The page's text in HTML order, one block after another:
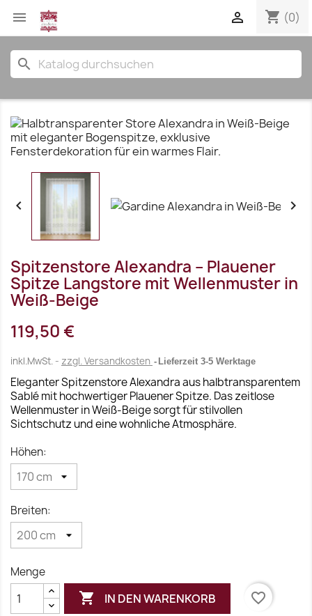
 shopping_cart (0)

search
 
Spitzenstore Alexandra – Plauener
Spitze Langstore mit Wellenmuster in
Weiß-Beige
119,50 €
inkl.MwSt. zzgl. Versandkosten Lieferzeit 3-5 Werktage
Eleganter Spitzenstore Alexandra aus halbtransparentem
Sablé mit hochwertiger Plauener Spitze. Das zeitlose
Wellenmuster in Weiß-Beige sorgt für stilvollen
Sichtschutz und eine wohnliche Atmosphäre.
Höhen:
Breiten:
Menge
 IN DEN WARENKORB favorite_border